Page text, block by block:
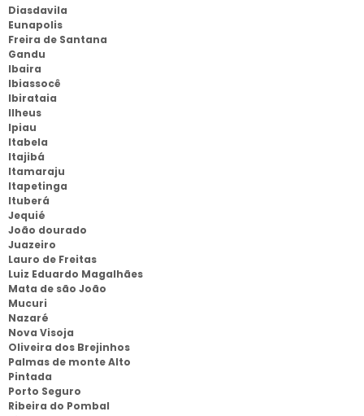
Diasdavila
Eunapolis
Freira de Santana
Gandu
Ibaira
Ibiassocê
Ibirataia
Ilheus
Ipiau
Itabela
Itajibá
Itamaraju
Itapetinga
Ituberá
Jequié
João dourado
Juazeiro
Lauro de Freitas
Luiz Eduardo Magalhães
Mata de são João
Mucuri
Nazaré
Nova Visoja
Oliveira dos Brejinhos
Palmas de monte Alto
Pintada
Porto Seguro
Ribeira do Pombal